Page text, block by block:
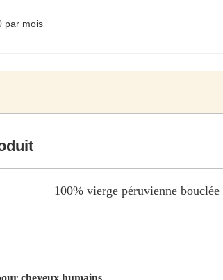
par mois
100% vierge péruvienne
cheveux humains